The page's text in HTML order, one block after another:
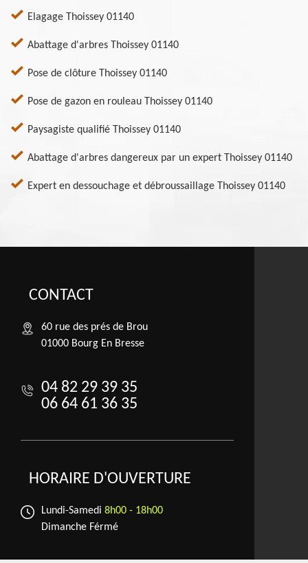
Elagage Thoissey 01140
Abattage d'arbres Thoissey 01140
Pose de clôture Thoissey 01140
Pose de gazon en rouleau Thoissey 01140
Paysagiste qualifié Thoissey 01140
Abattage d'arbres dangereux par un expert Thoissey 01140
Expert en dessouchage et débroussaillage Thoissey 01140
CONTACT
60 rue des prés de Brou
01000 Bourg En Bresse
04 82 29 39 35
06 64 61 36 35
HORAIRE D'OUVERTURE
Lundi-Samedi 8h00 - 18h00
Dimanche Férmé